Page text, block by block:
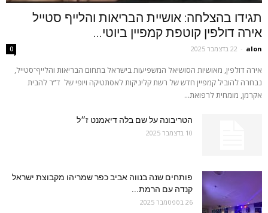
תגידו בהצלחה: אושיית הבריאות והלייף סטייל
אירה דולפין קוטפת קמפיין ביוטי...
alon
- 22 בדצמבר 2025 0
אירה דולפין, מאושיות הסושיאל המשפיעות בישראל בתחום הבריאות והלייף־סטייל,
נבחרה להוביל קמפיין חדש של רשת קליניקות לאסתטיקה ויופי של ד”ר להבית
אקרמן, מומחית לרפואת...
הטריבונה על שם בלה דיאמנט ז״ל
10 בדצמבר 2025
פותחים שנה בנווה אביב כפר שמריהו מקבוצת ישראל
קנדה עם הרמת...
26 בספטמבר 2025